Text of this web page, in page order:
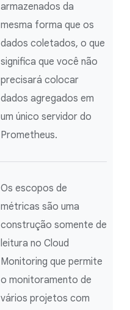
armazenados da
mesma forma que os
dados coletados, o que
significa que você não
precisará colocar
dados agregados em
um único servidor do
Prometheus.
Os escopos de
métricas são uma
construção somente de
leitura no Cloud
Monitoring que permite
o monitoramento de
vários projetos com